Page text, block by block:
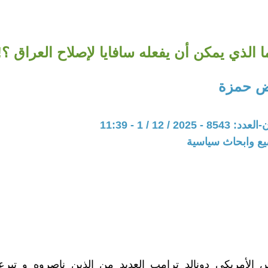
الذي يمكن أن يفعله سافايا لإصلاح العراق
حمزة
/ 12 / 1 - 11:39
وابحاث سياسية
الأمريكي دونالد ترامب العديد من الذين ناصروه و